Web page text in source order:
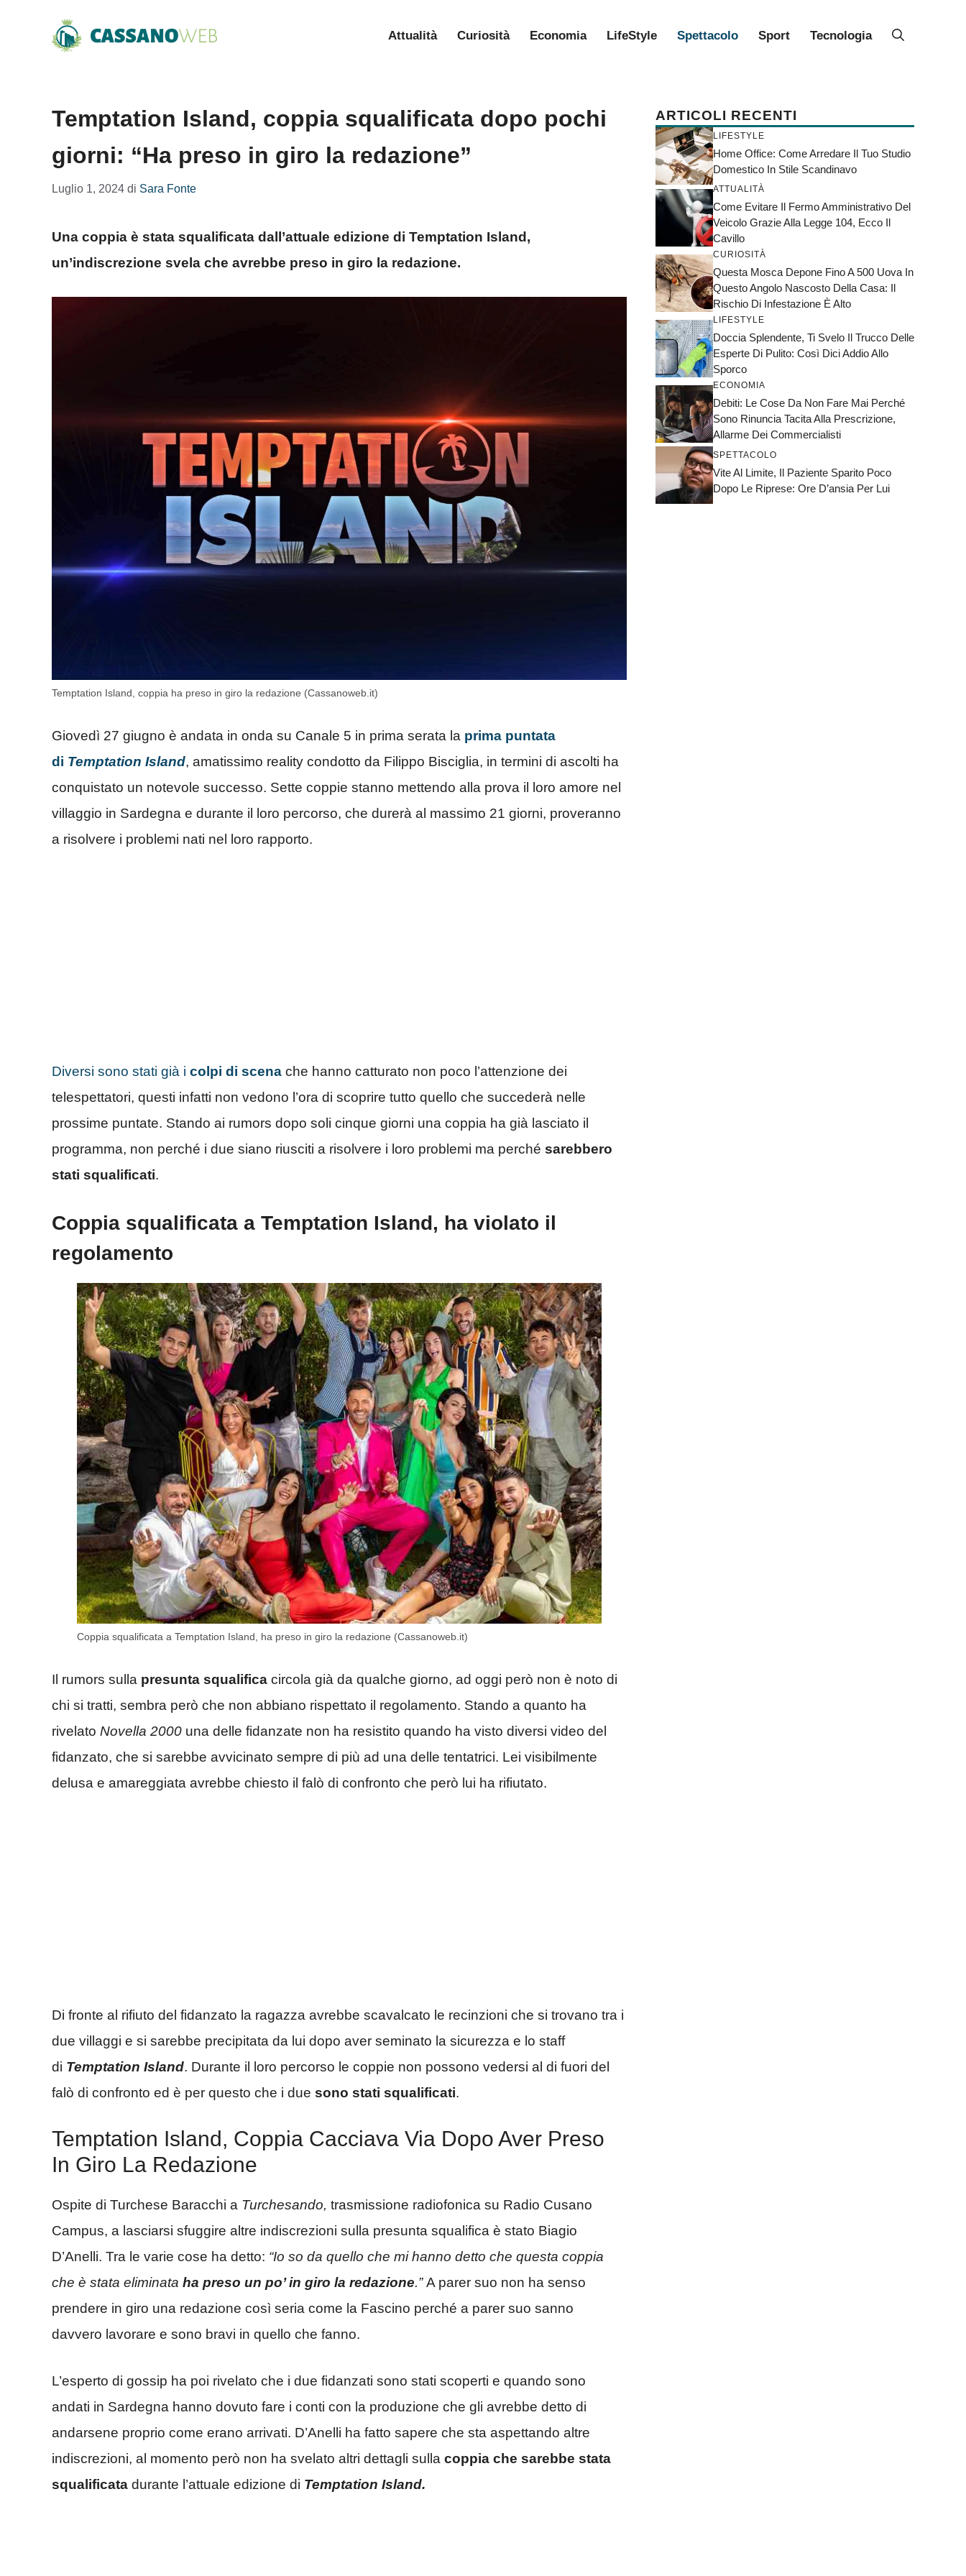
Attualità Curiosità Economia LifeStyle Spettacolo Sport Tecnologia
Temptation Island, coppia squalificata dopo pochi
giorni: “Ha preso in giro la redazione”
Luglio 1, 2024 di Sara Fonte
Una coppia è stata squalificata dall’attuale edizione di Temptation Island,
un’indiscrezione svela che avrebbe preso in giro la redazione.
Temptation Island, coppia ha preso in giro la redazione (Cassanoweb.it)
Giovedì 27 giugno è andata in onda su Canale 5 in prima serata la prima puntata
di Temptation Island, amatissimo reality condotto da Filippo Bisciglia, in termini di ascolti ha
conquistato un notevole successo. Sette coppie stanno mettendo alla prova il loro amore nel
villaggio in Sardegna e durante il loro percorso, che durerà al massimo 21 giorni, proveranno
a risolvere i problemi nati nel loro rapporto.
Diversi sono stati già i colpi di scena che hanno catturato non poco l’attenzione dei
telespettatori, questi infatti non vedono l’ora di scoprire tutto quello che succederà nelle
prossime puntate. Stando ai rumors dopo soli cinque giorni una coppia ha già lasciato il
programma, non perché i due siano riusciti a risolvere i loro problemi ma perché sarebbero
stati squalificati.
Coppia squalificata a Temptation Island, ha violato il
regolamento
Coppia squalificata a Temptation Island, ha preso in giro la redazione (Cassanoweb.it)
Il rumors sulla presunta squalifica circola già da qualche giorno, ad oggi però non è noto di
chi si tratti, sembra però che non abbiano rispettato il regolamento. Stando a quanto ha
rivelato Novella 2000 una delle fidanzate non ha resistito quando ha visto diversi video del
fidanzato, che si sarebbe avvicinato sempre di più ad una delle tentatrici. Lei visibilmente
delusa e amareggiata avrebbe chiesto il falò di confronto che però lui ha rifiutato.
Di fronte al rifiuto del fidanzato la ragazza avrebbe scavalcato le recinzioni che si trovano tra i
due villaggi e si sarebbe precipitata da lui dopo aver seminato la sicurezza e lo staff
di Temptation Island. Durante il loro percorso le coppie non possono vedersi al di fuori del
falò di confronto ed è per questo che i due sono stati squalificati.
Temptation Island, Coppia Cacciava Via Dopo Aver Preso
In Giro La Redazione
Ospite di Turchese Baracchi a Turchesando, trasmissione radiofonica su Radio Cusano
Campus, a lasciarsi sfuggire altre indiscrezioni sulla presunta squalifica è stato Biagio
D’Anelli. Tra le varie cose ha detto: “Io so da quello che mi hanno detto che questa coppia
che è stata eliminata ha preso un po’ in giro la redazione.”A parer suo non ha senso
prendere in giro una redazione così seria come la Fascino perché a parer suo sanno
davvero lavorare e sono bravi in quello che fanno.
L’esperto di gossip ha poi rivelato che i due fidanzati sono stati scoperti e quando sono
andati in Sardegna hanno dovuto fare i conti con la produzione che gli avrebbe detto di
andarsene proprio come erano arrivati. D’Anelli ha fatto sapere che sta aspettando altre
indiscrezioni, al momento però non ha svelato altri dettagli sulla coppia che sarebbe stata
squalificata durante l’attuale edizione di Temptation Island.
ARTICOLI RECENTI
LIFESTYLE
Home Office: Come Arredare Il Tuo Studio
Domestico In Stile Scandinavo
ATTUALITÀ
Come Evitare Il Fermo Amministrativo Del
Veicolo Grazie Alla Legge 104, Ecco Il
Cavillo
CURIOSITÀ
Questa Mosca Depone Fino A 500 Uova In
Questo Angolo Nascosto Della Casa: Il
Rischio Di Infestazione È Alto
LIFESTYLE
Doccia Splendente, Ti Svelo Il Trucco Delle
Esperte Di Pulito: Così Dici Addio Allo
Sporco
ECONOMIA
Debiti: Le Cose Da Non Fare Mai Perché
Sono Rinuncia Tacita Alla Prescrizione,
Allarme Dei Commercialisti
SPETTACOLO
Vite Al Limite, Il Paziente Sparito Poco
Dopo Le Riprese: Ore D’ansia Per Lui